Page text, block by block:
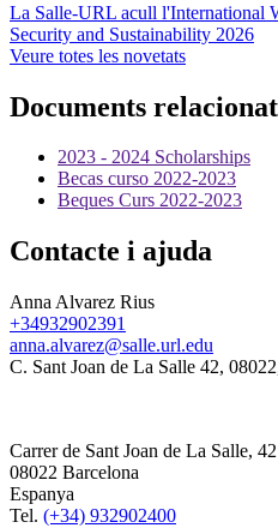
La Salle-URL acull l'International
Security and Sustainability 2026
Veure totes les novetats
Documents
2023 - 2024 Scholarships
Becas curso 2022-2023
Beques Curs 2022-2023
Contacte i ajuda
Anna Alvarez Rius
+34932902391
anna.alvarez@salle.url.edu
C. Sant Joan de La Salle 42,
Carrer de Sant Joan de La Salle, 42
08022 Barcelona
Espanya
Tel. (+34) 932902400